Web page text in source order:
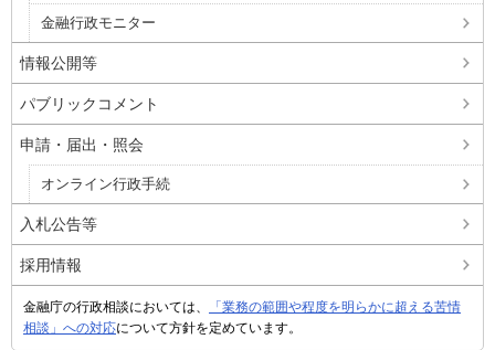
金融行政モニター
情報公開等
パブリックコメント
申請・届出・照会
オンライン行政手続
入札公告等
採用情報
金融庁の行政相談においては、
「業務の範囲や程度を明らかに超える苦情
相談」への対応について方針を定めています。